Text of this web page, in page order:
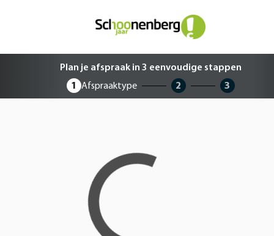
Plan je afspraak in 3 eenvoudige
Plan je afspraak in 3 eenvoudige stappen
1
Afspraaktype 2 3
Loading...